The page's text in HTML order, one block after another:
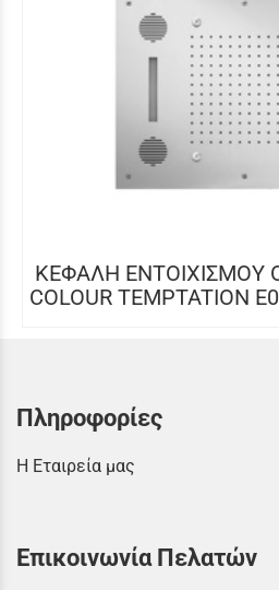
ΚΕΦΑΛΗ ΕΝΤΟΙΧΙΣΜΟΥ
COLOUR TEMPTATION
Πληροφορίες
Η Εταιρεία μας
Επικοινωνία Πελατών